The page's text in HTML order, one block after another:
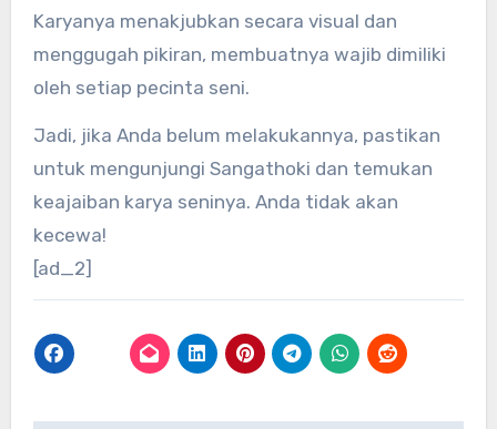
Karyanya menakjubkan secara visual dan
menggugah pikiran, membuatnya wajib dimiliki
oleh setiap pecinta seni.
Jadi, jika Anda belum melakukannya, pastikan
untuk mengunjungi Sangathoki dan temukan
keajaiban karya seninya. Anda tidak akan
kecewa!
[ad_2]